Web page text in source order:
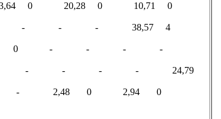
(PSE-EE) 13,64 0 20,28 0 10,71 0
(AEIA) - - - - 38,57 4
- - - 0,71 0 - - - -
(AIAE) - - - - - - 24,79
- - 2,48 0 2,94 0